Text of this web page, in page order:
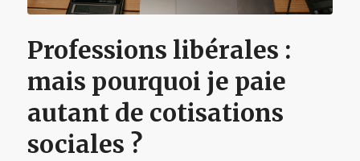
Professions libérales :
mais pourquoi je paie
autant de cotisations
sociales ?